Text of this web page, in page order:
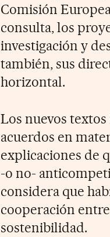
Comisión
consulta, los
investigación y
también, sus
horizontal.
Los nuevos
acuerdos en
explicaciones de
-o no-
considera que
cooperación
sostenibilidad.